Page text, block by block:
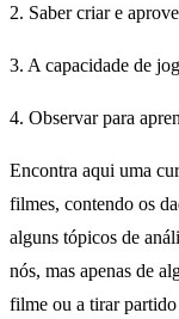
2. Saber criar e
3. A capacidade de
4. Observar para
Encontra aqui uma
filmes, contendo os
alguns tópicos de
nós, mas apenas de
filme ou a tirar